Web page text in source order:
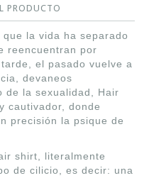
PRODUCTO
la vida ha separado
reencuentran por
el pasado vuelve a
devaneos
de la sexualidad, Hair
cautivador, donde
precisión la psique de
shirt, literalmente
de cilicio, es decir: una